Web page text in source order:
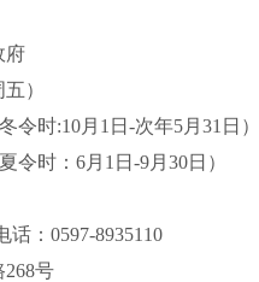
府
）
令时:10月1日-次年5月31日）
令时：6月1日-9月30日）
：0597-8935110
号